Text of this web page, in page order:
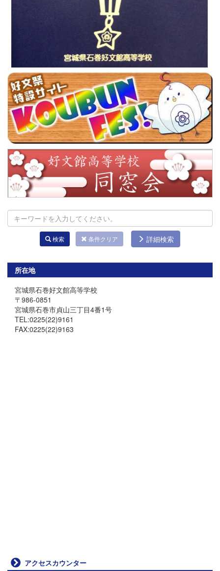
検索 条件クリア 詳細検索
所在地
宮城県石巻好文館高等学校
〒986-0851
宮城県石巻市貞山三丁目4番1号
TEL:0225(22)9161
FAX:0225(22)9163
アクセスカウンター